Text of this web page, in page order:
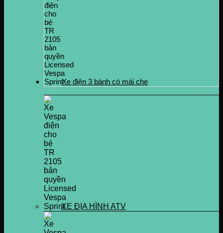
Xe điện 3 bánh có mái che
XE ĐỊA HÌNH ATV